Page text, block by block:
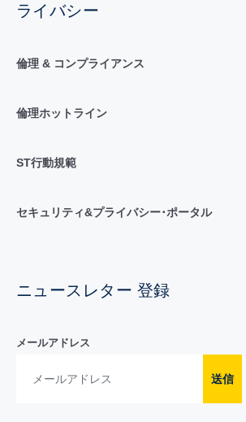
ライバシー
倫理 & コンプライアンス
倫理ホットライン
ST行動規範
セキュリティ&プライバシー･ポータル
ニュースレター 登録
メールアドレス
送信